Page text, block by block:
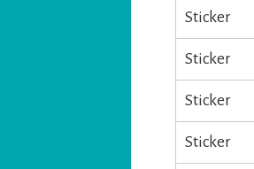
Sticker
Sticker
Sticker
Sticker